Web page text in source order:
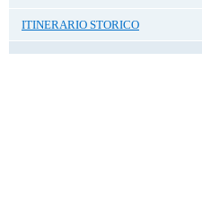
ITINERARIO STORICO